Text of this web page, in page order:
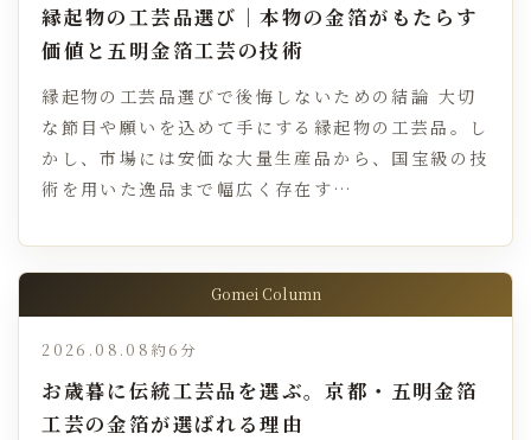
縁起物の工芸品選び｜本物の金箔がもたらす
価値と五明金箔工芸の技術
縁起物の工芸品選びで後悔しないための結論 大切
な節目や願いを込めて手にする縁起物の工芸品。し
かし、市場には安価な大量生産品から、国宝級の技
術を用いた逸品まで幅広く存在す…
Gomei Column
2026.08.08 約6分
お歳暮に伝統工芸品を選ぶ。京都・五明金箔
工芸の金箔が選ばれる理由